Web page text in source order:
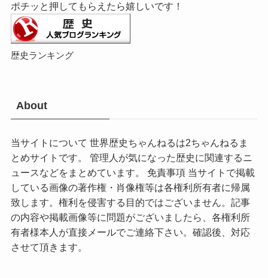
ポチッと押してもらえたら嬉しいです！
歴史ランキング
About
当サイトについて 世界歴史ちゃんねるは2ちゃんねるま
とめサイトです。 管理人が気になった歴史に関連するニ
ュースなどをまとめています。 免責事項 当サイトで掲載
している画像の著作権・肖像権等は各権利所有者に帰属
致します。権利を侵害する目的ではございません。記事
の内容や掲載画像等に問題がございましたら、各権利所
有者様本人が直接メールでご連絡下さい。確認後、対応
させて頂きます。